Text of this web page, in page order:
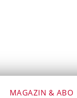
MAGAZIN & ABO